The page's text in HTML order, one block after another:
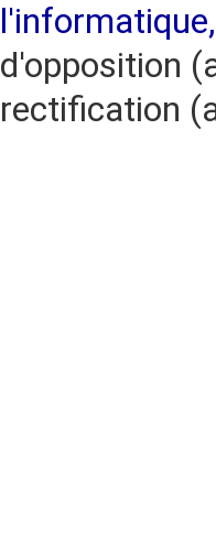
d'opposition
rectification